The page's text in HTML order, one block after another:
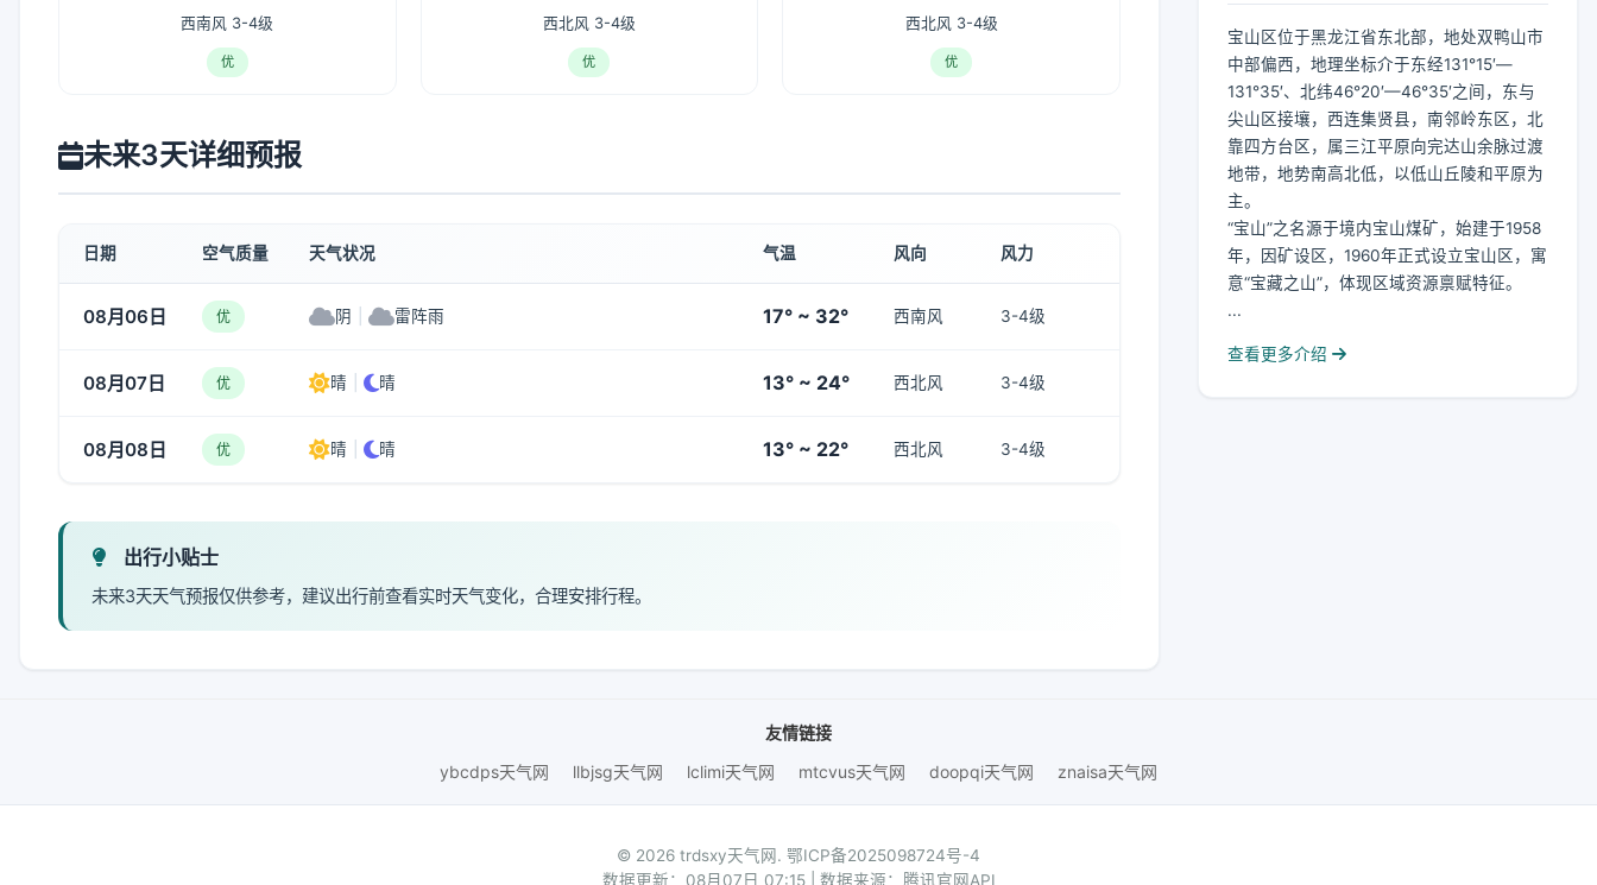
西南风 3-4级
优
西北风 3-4级
优
西北风 3-4级
优
未来3天详细预报
日期 空气质量 天气状况 气温 风向 风力
08月06日 优 阴 雷阵雨 17° ~ 32° 西南风 3-4级
08月07日 优 晴 晴 13° ~ 24° 西北风 3-4级
08月08日 优 晴 晴 13° ~ 22° 西北风 3-4级
出行小贴士
未来3天天气预报仅供参考，建议出行前查看实时天气变化，合理安排行程。
宝山区位于黑龙江省东北部，地处双鸭山市
中部偏西，地理坐标介于东经131°15′—
131°35′、北纬46°20′—46°35′之间，东与
尖山区接壤，西连集贤县，南邻岭东区，北
靠四方台区，属三江平原向完达山余脉过渡
地带，地势南高北低，以低山丘陵和平原为
主。
“宝山”之名源于境内宝山煤矿，始建于1958
年，因矿设区，1960年正式设立宝山区，寓
意“宝藏之山”，体现区域资源禀赋特征。
...
查看更多介绍
友情链接
ybcdps天气网
llbjsg天气网 lclimi天气网 mtcvus天气网 doopqi天气网 znaisa天气网
© 2026 trdsxy天气网. 鄂ICP备2025098724号-4
数据更新：08月07日 07:15 | 数据来源：腾讯官网API